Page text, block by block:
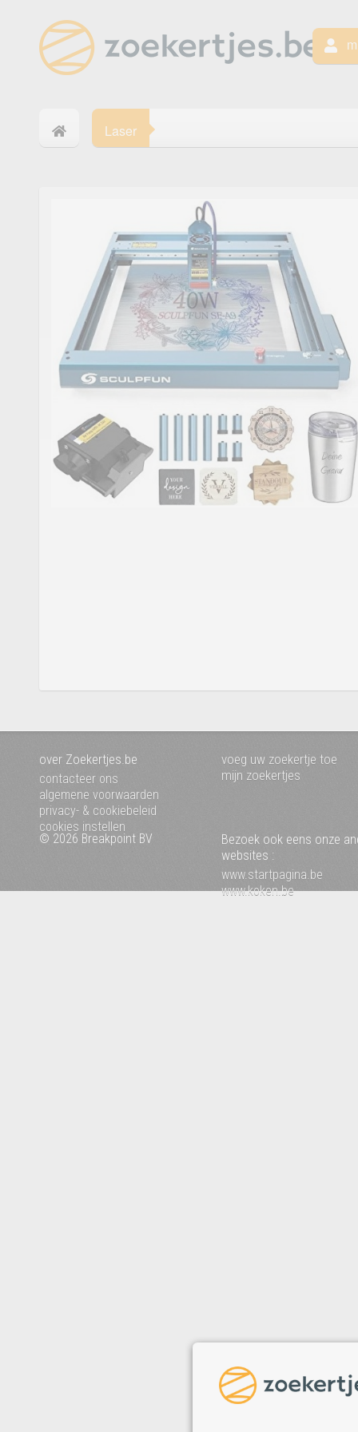
Laser
over Zoekertjes.be
contacteer ons
algemene voorwaarden
privacy- & cookiebeleid
cookies instellen
voeg uw zoekertje toe
mijn zoekertjes
© 2026 Breakpoint BV
Bezoek ook eens onze
websites :
www.startpagina.be
www.koken.be